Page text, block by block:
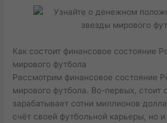
Как состоит финансовое состояние
мирового футбола
Рассмотрим финансовое состояние
мирового футбола. Во-первых, стоит
зарабатывает сотни миллионов
счёт своей футбольной карьеры, но